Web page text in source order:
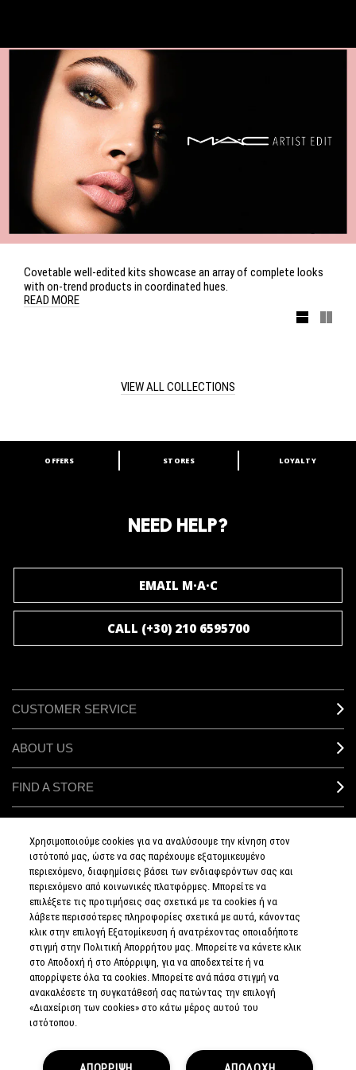
Covetable well-edited kits showcase an array of complete looks
with on-trend products in coordinated hues.
READ MORE
VIEW ALL COLLECTIONS
ARE YOU A M·A·C LOVER?
OFFERS STORES LOYALTY
NEED HELP?
EMAIL M·A·C
CALL (+30) 210 6595700
CUSTOMER SERVICE
ABOUT US
FIND A STORE
SIGN UP FOR EMAIL
My M•A•C / SIGN IN
CONNECT
PRIVACY POLICY
Χρησιμοποιούμε cookies για να αναλύσουμε την κίνηση στον
ιστότοπό μας, ώστε να σας παρέχουμε εξατομικευμένο
περιεχόμενο, διαφημίσεις βάσει των ενδιαφερόντων σας και
περιεχόμενο από κοινωνικές πλατφόρμες. Μπορείτε να
επιλέξετε τις προτιμήσεις σας σχετικά με τα cookies ή να
λάβετε περισσότερες πληροφορίες σχετικά με αυτά, κάνοντας
κλικ στην επιλογή Εξατομίκευση ή ανατρέχοντας οποιαδήποτε
στιγμή στην Πολιτική Απορρήτου μας. Μπορείτε να κάνετε κλικ
στο Αποδοχή ή στο Απόρριψη, για να αποδεχτείτε ή να
απορρίψετε όλα τα cookies. Μπορείτε ανά πάσα στιγμή να
ανακαλέσετε τη συγκατάθεσή σας πατώντας την επιλογή
«Διαχείριση των cookies» στο κάτω μέρος αυτού του
ιστότοπου.